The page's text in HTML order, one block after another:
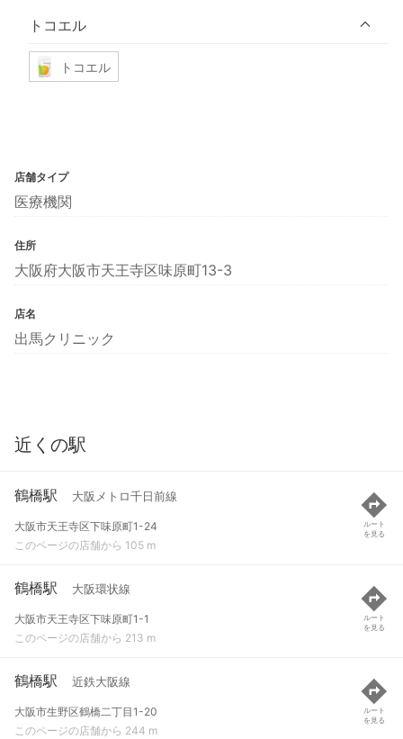
トコエル
トコエル
店舗タイプ
医療機関
住所
大阪府大阪市天王寺区味原町13-3
店名
出馬クリニック
近くの駅
鶴橋駅 大阪メトロ千日前線
大阪市天王寺区下味原町1-24
このページの店舗から 105 m
ルート
を見る
鶴橋駅 大阪環状線
大阪市天王寺区下味原町1-1
このページの店舗から 213 m
ルート
を見る
鶴橋駅 近鉄大阪線
大阪市生野区鶴橋二丁目1-20
このページの店舗から 244 m
ルート
を見る